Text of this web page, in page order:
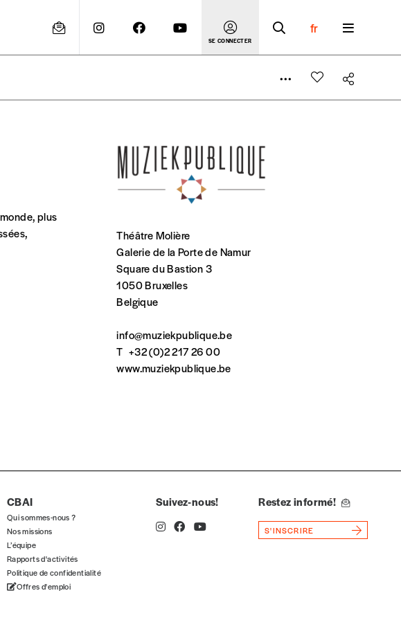
SE CONNECTER
fr
un compte
pour lui de payer le prix qu’il estime juste. Dans l’objectif de rendre
proposons d’estimer vous-mêmes le coût de notre publication. Cette
de l’équipe de rédaction selon vos moyens et vos motivations.
plus
Théâtre Molière
Galerie de la Porte de Namur
Square du Bastion 3
1050 Bruxelles
Belgique
info@muziekpublique.be
T +32 (0)2 217 26 00
www.muziekpublique.be
CBAI
Qui sommes-nous ?
Nos missions
L’équipe
Rapports d'activités
Politique de confidentialité
Offres d'emploi
Suivez-nous! Restez informé!
S'INSCRIRE